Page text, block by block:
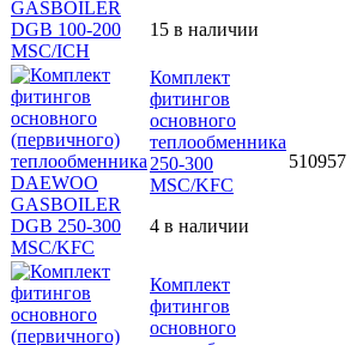
15 в наличии
Комплект
фитингов
основного
теплообменника
250-300
MSC/KFC
4 в наличии
510957
Комплект
фитингов
основного